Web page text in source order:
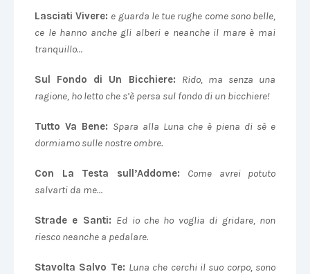
Lasciati Vivere: e guarda le tue rughe come sono belle,
ce le hanno anche gli alberi e neanche il mare è mai
tranquillo…
Sul Fondo di Un Bicchiere: Rido, ma senza una
ragione, ho letto che s’è persa sul fondo di un bicchiere!
Tutto Va Bene: Spara alla Luna che è piena di sè e
dormiamo sulle nostre ombre.
Con La Testa sull’Addome: Come avrei potuto
salvarti da me…
Strade e Santi: Ed io che ho voglia di gridare, non
riesco neanche a pedalare.
Stavolta Salvo Te: Luna che cerchi il suo corpo, sono